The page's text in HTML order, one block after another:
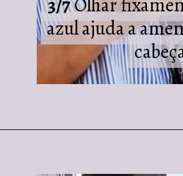
azul ajuda a
azul ajuda a